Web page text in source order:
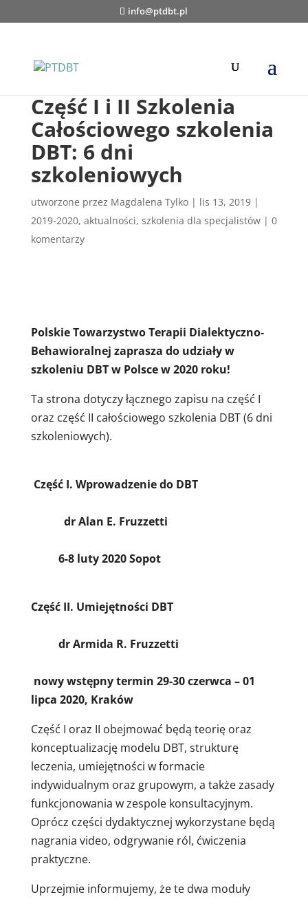
info@ptdbt.pl
Część I i II Szkolenia
Całościowego szkolenia
DBT: 6 dni
szkoleniowych
utworzone przez Magdalena Tylko| lis 13, 2019|
2019-2020, aktualności, szkolenia dla specjalistów| 0
komentarzy
Polskie Towarzystwo Terapii Dialektyczno-
Behawioralnej zaprasza do udziały w
szkoleniu DBT w Polsce w 2020 roku!
Ta strona dotyczy łącznego zapisu na część I
oraz część II całościowego szkolenia DBT (6 dni
szkoleniowych).
Część I. Wprowadzenie do DBT
dr Alan E. Fruzzetti
6-8 luty 2020 Sopot
Część II. Umiejętności DBT
dr Armida R. Fruzzetti
nowy wstępny termin 29-30 czerwca – 01
lipca 2020, Kraków
Część I oraz II obejmować będą teorię oraz
konceptualizację modelu DBT, strukturę
leczenia, umiejętności w formacie
indywidualnym oraz grupowym, a także zasady
funkcjonowania w zespole konsultacyjnym.
Oprócz części dydaktycznej wykorzystane będą
nagrania video, odgrywanie ról, ćwiczenia
praktyczne.
Uprzejmie informujemy, że te dwa moduły